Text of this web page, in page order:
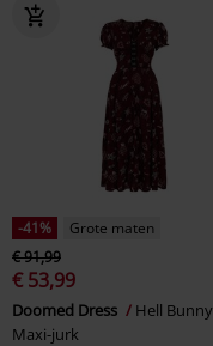
-41%
Grote maten
€ 91,99
€ 53,99
Doomed Dress
Hell Bunny
Maxi-jurk